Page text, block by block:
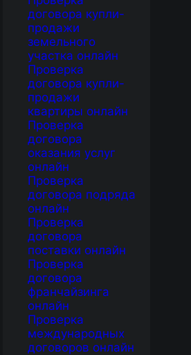
договора купли-
продажи
земельного
участка онлайн
Проверка
договора купли-
продажи
квартиры онлайн
Проверка
договора
оказания услуг
онлайн
Проверка
договора подряда
онлайн
Проверка
договора
поставки онлайн
Проверка
договора
франчайзинга
онлайн
Проверка
международных
договоров онлайн